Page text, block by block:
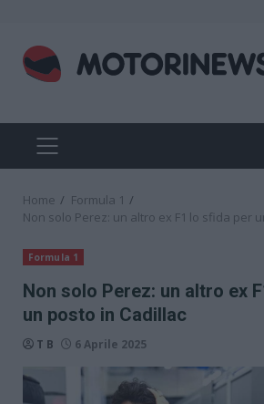
content
PRIMARY
MENU
Home
Formula 1
Non solo Perez: un altro ex F1 lo sfida per
Formula 1
Non solo Perez: un altro ex
un posto in Cadillac
T B 6 Aprile 2025